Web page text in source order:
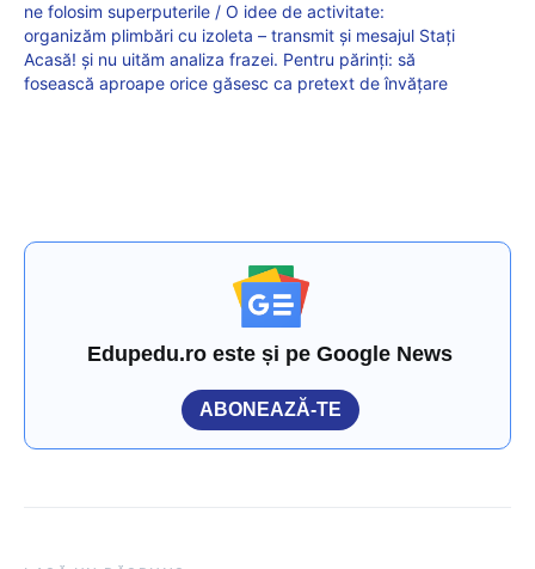
ne folosim superputerile / O idee de activitate:
organizăm plimbări cu izoleta – transmit și mesajul Stați
Acasă! și nu uităm analiza frazei. Pentru părinți: să
fosească aproape orice găsesc ca pretext de învățare
Edupedu.ro este și pe Google News
ABONEAZĂ-TE